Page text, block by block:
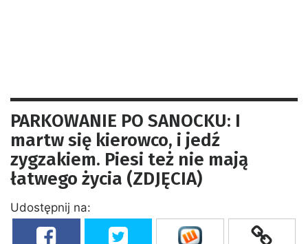
PARKOWANIE PO SANOCKU: I
martw się kierowco, i jedź
zygzakiem. Piesi też nie mają
łatwego życia (ZDJĘCIA)
Udostępnij na: